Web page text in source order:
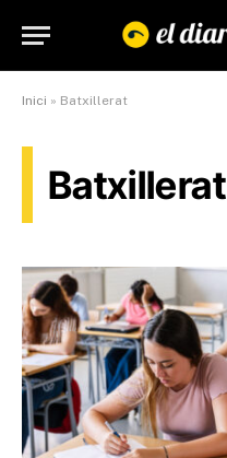
Inici » Batxillerat
Batxillerat